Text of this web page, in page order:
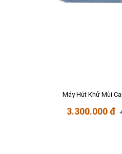
Máy Hút Khử Mùi
3.300.000 đ